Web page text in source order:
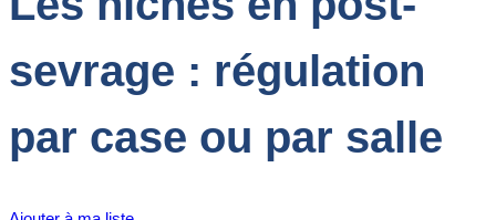
sevrage : régulation
par case ou par salle